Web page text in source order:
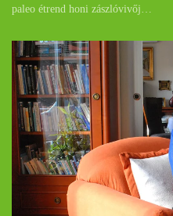
paleo étrend honi zászlóvivőj…